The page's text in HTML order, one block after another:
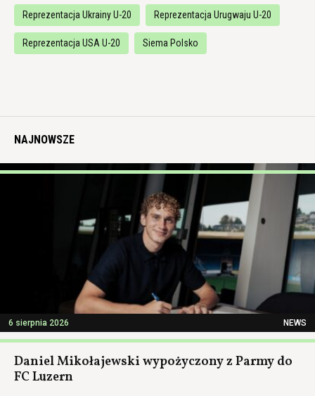
Reprezentacja Ukrainy U-20 Reprezentacja Urugwaju U-20
Reprezentacja USA U-20 Siema Polsko
NAJNOWSZE
6 sierpnia 2026 NEWS
Daniel Mikołajewski wypożyczony z Parmy do
FC Luzern